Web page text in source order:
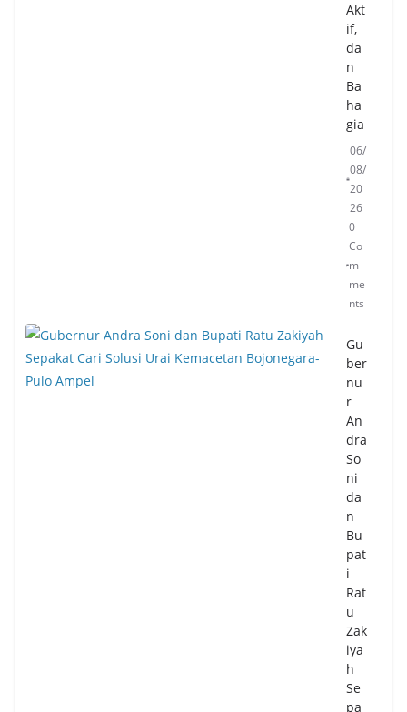
Akt
if,
da
n
Ba
ha
gia
06/
08/
20
26
0
Co
m
me
nts
Gu
ber
nu
r
An
dra
So
ni
da
n
Bu
pat
i
Rat
u
Zak
iya
h
Se
pa